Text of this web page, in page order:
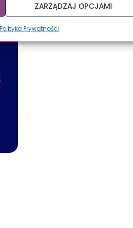
ZARZĄDZAJ OPCJAMI
Polityka Prywatności